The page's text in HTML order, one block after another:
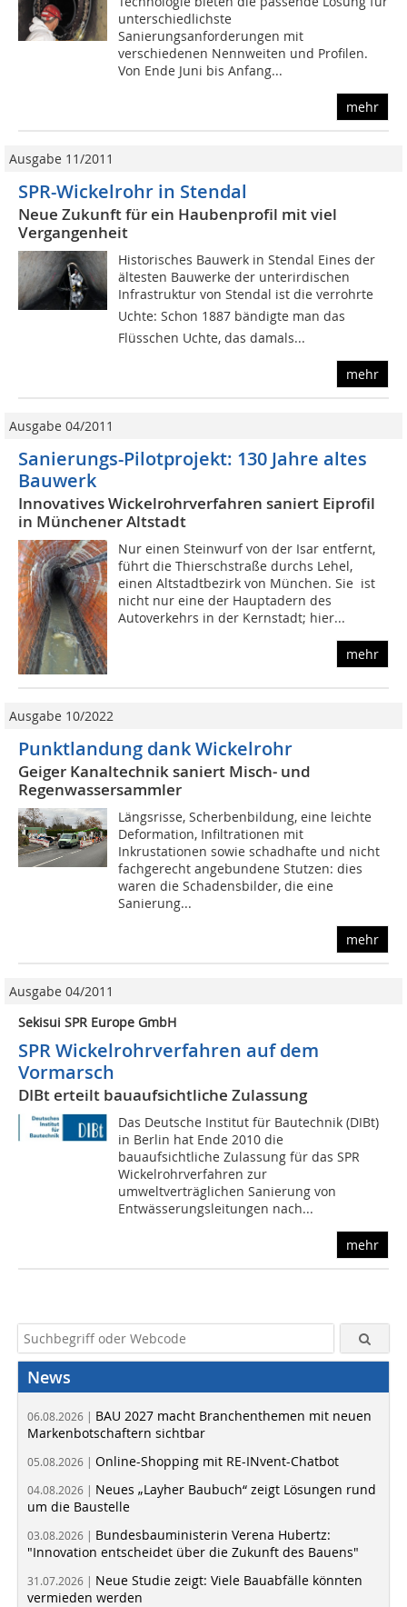
unterschiedlichste
Sanierungsanforderungen mit
verschiedenen Nennweiten und Profilen.
Von Ende Juni bis Anfang...
mehr
Ausgabe 11/2011
SPR-Wickelrohr in Stendal
Neue Zukunft für ein Haubenprofil mit viel
Vergangenheit
Historisches Bauwerk in Stendal Eines der
ältesten Bauwerke der unterirdischen
Infrastruktur von Stendal ist die verrohrte
Uchte: Schon 1887 bändigte man das
Flüsschen Uchte, das damals...
mehr
Ausgabe 04/2011
Sanierungs-Pilotprojekt: 130 Jahre altes
Bauwerk
Innovatives Wickelrohrverfahren saniert Eiprofil
in Münchener Altstadt
Nur einen Steinwurf von der Isar entfernt,
führt die Thierschstraße durchs Lehel,
einen Altstadtbezirk von München. Sie ist
nicht nur eine der Hauptadern des
Autoverkehrs in der Kernstadt; hier...
mehr
Ausgabe 10/2022
Punktlandung dank Wickelrohr
Geiger Kanaltechnik saniert Misch- und
Regenwassersammler
Längsrisse, Scherbenbildung, eine leichte
Deformation, Infiltrationen mit
Inkrustationen sowie schadhafte und nicht
fachgerecht angebundene Stutzen: dies
waren die Schadensbilder, die eine
Sanierung...
mehr
Ausgabe 04/2011
Sekisui SPR Europe GmbH
SPR Wickelrohrverfahren auf dem
Vormarsch
DIBt erteilt bauaufsichtliche Zulassung
Das Deutsche Institut für Bautechnik (DIBt)
in Berlin hat Ende 2010 die
bauaufsichtliche Zulassung für das SPR
Wickelrohrverfahren zur
umweltverträglichen Sanierung von
Entwässerungsleitungen nach...
mehr
News
06.08.2026 | BAU 2027 macht Branchenthemen mit neuen
Markenbotschaftern sichtbar
05.08.2026 | Online-Shopping mit RE-INvent-Chatbot
04.08.2026 | Neues „Layher Baubuch“ zeigt Lösungen rund
um die Baustelle
03.08.2026 | Bundesbauministerin Verena Hubertz:
"Innovation entscheidet über die Zukunft des Bauens"
31.07.2026 | Neue Studie zeigt: Viele Bauabfälle könnten
vermieden werden